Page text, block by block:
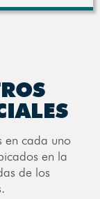
en cada uno
en la
de los